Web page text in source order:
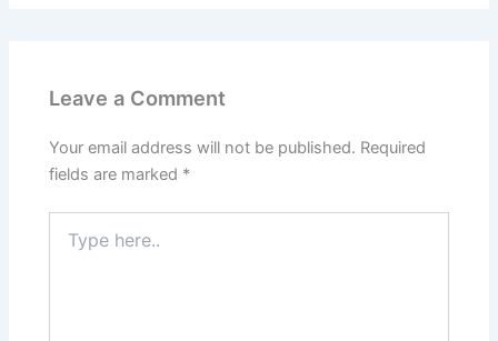
Leave a Comment
Your email address will not be published. Required
fields are marked *
here..